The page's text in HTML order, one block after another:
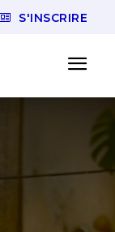
S'INSCRIRE